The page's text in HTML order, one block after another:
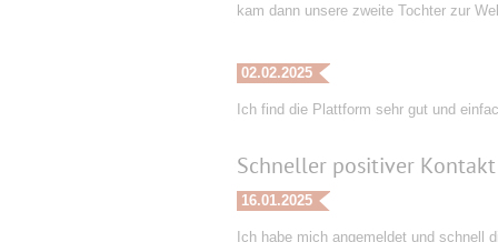
kam dann unsere zweite Tochter zur
02.02.2025
Ich find die Plattform sehr gut und
Schneller positiver
16.01.2025
Ich habe mich angemeldet und schnell